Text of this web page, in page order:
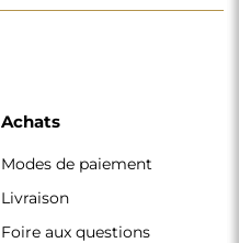
Achats
Modes de paiement
Livraison
Foire aux questions